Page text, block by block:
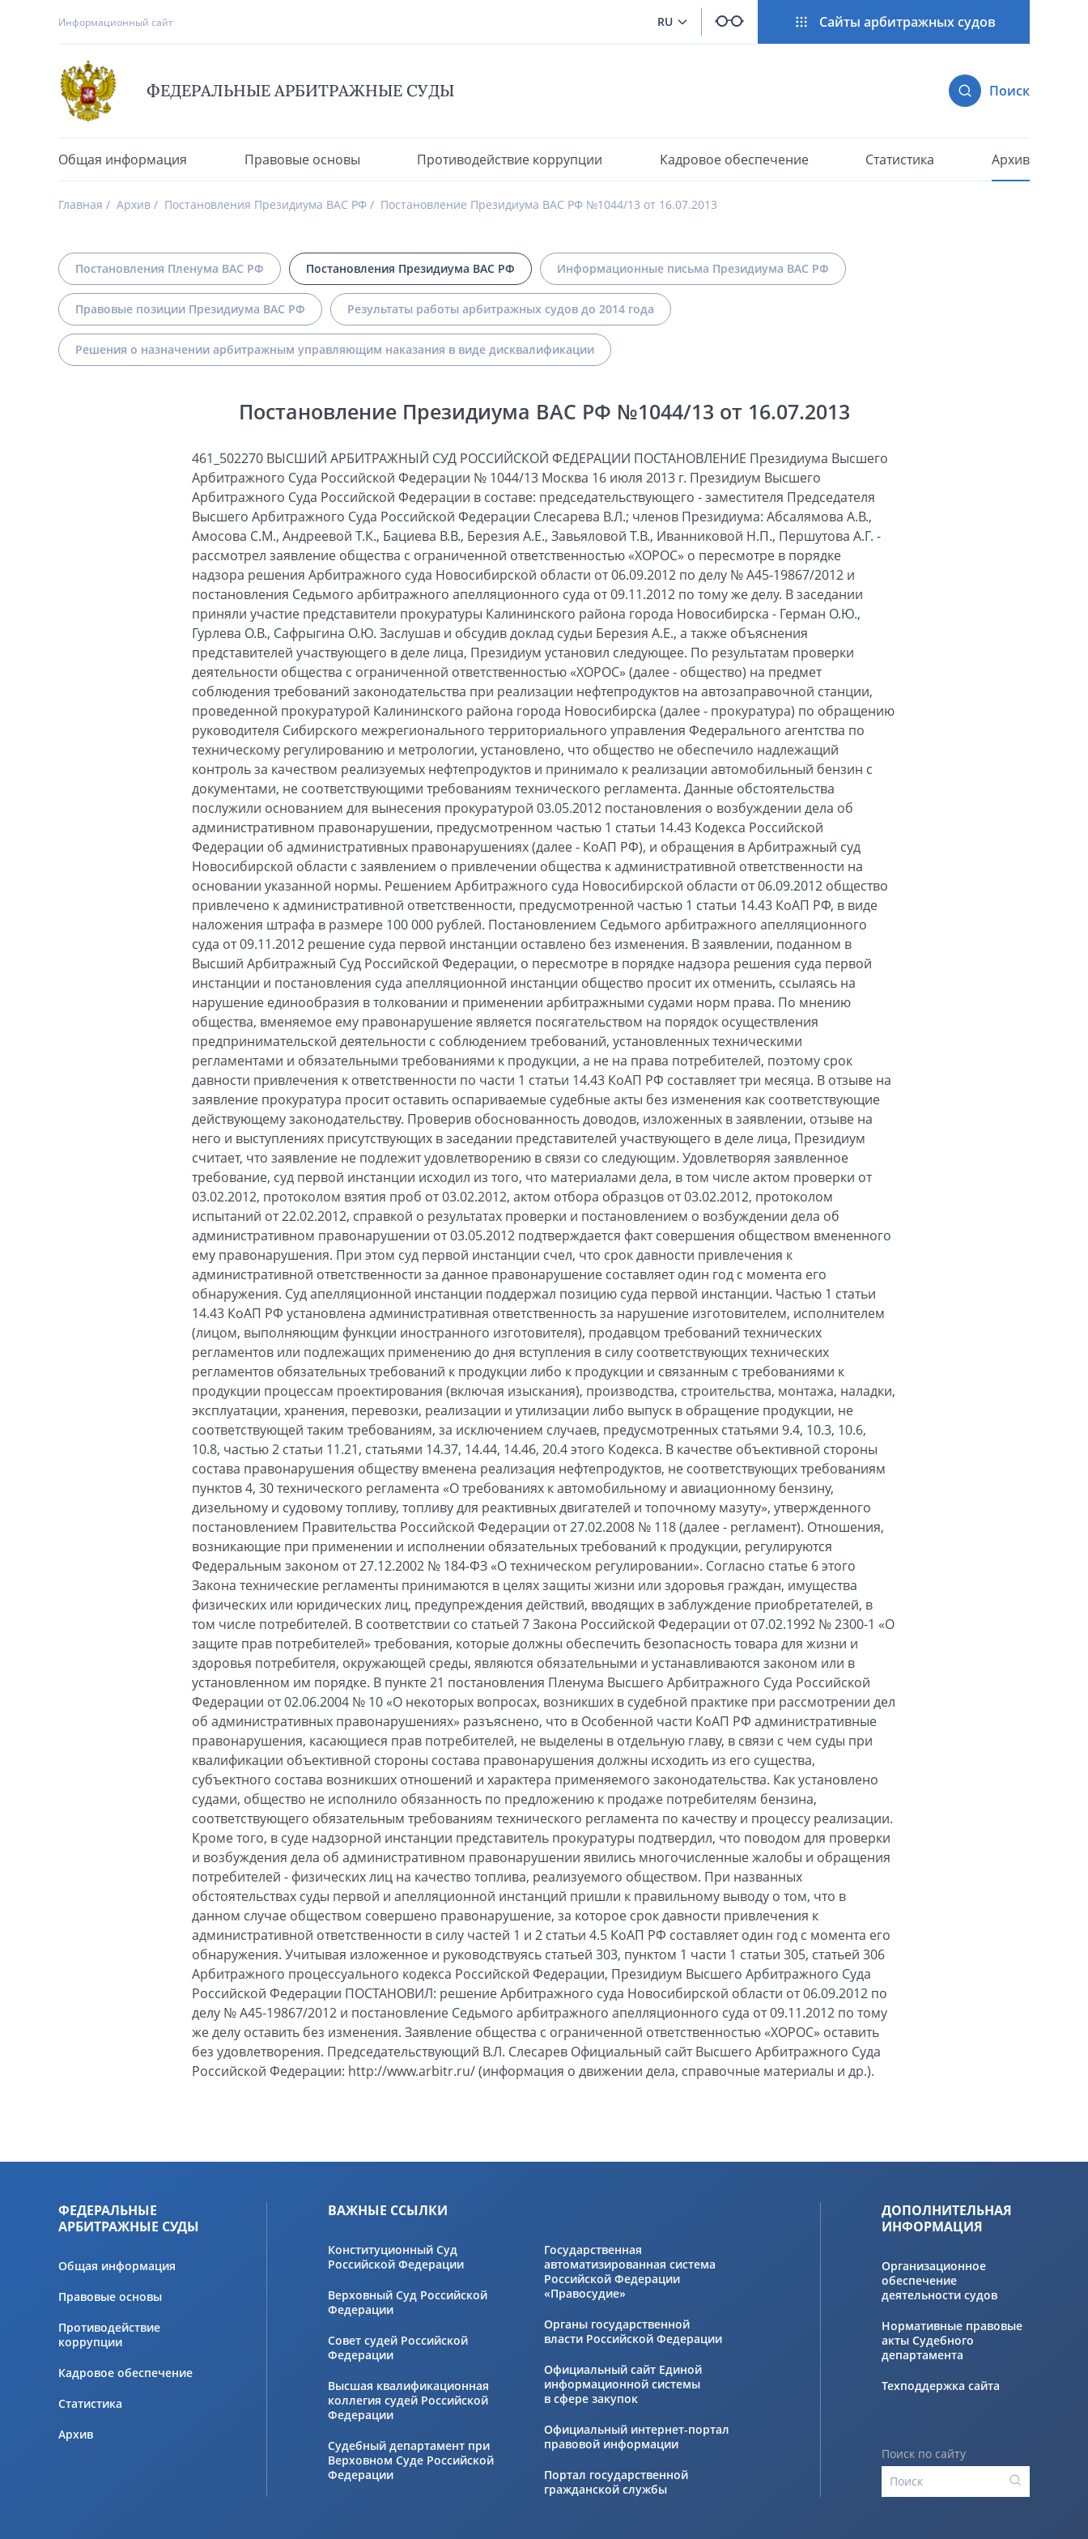
Информационный сайт RU Сайты арбитражных судов
ФЕДЕРАЛЬНЫЕ АРБИТРАЖНЫЕ СУДЫ Поиск
Общая информация Правовые основы Противодействие коррупции Кадровое обеспечение Статистика Архив
Главная Архив Постановления Президиума ВАС РФ Постановление Президиума ВАС РФ №1044/13 от 16.07.2013
Постановления Пленума ВАС РФ Постановления Президиума ВАС РФ Информационные письма Президиума ВАС РФ
Правовые позиции Президиума ВАС РФ Результаты работы арбитражных судов до 2014 года
Решения о назначении арбитражным управляющим наказания в виде дисквалификации
Постановление Президиума ВАС РФ №1044/13 от 16.07.2013
461_502270 ВЫСШИЙ АРБИТРАЖНЫЙ СУД РОССИЙСКОЙ ФЕДЕРАЦИИ ПОСТАНОВЛЕНИЕ Президиума Высшего
Арбитражного Суда Российской Федерации № 1044/13 Москва 16 июля 2013 г. Президиум Высшего
Арбитражного Суда Российской Федерации в составе: председательствующего - заместителя Председателя
Высшего Арбитражного Суда Российской Федерации Слесарева В.Л.; членов Президиума: Абсалямова А.В.,
Амосова С.М., Андреевой Т.К., Бациева В.В., Березия А.Е., Завьяловой Т.В., Иванниковой Н.П., Першутова А.Г. -
рассмотрел заявление общества с ограниченной ответственностью «ХОРОС» о пересмотре в порядке
надзора решения Арбитражного суда Новосибирской области от 06.09.2012 по делу № А45-19867/2012 и
постановления Седьмого арбитражного апелляционного суда от 09.11.2012 по тому же делу. В заседании
приняли участие представители прокуратуры Калининского района города Новосибирска - Герман О.Ю.,
Гурлева О.В., Сафрыгина О.Ю. Заслушав и обсудив доклад судьи Березия А.Е., а также объяснения
представителей участвующего в деле лица, Президиум установил следующее. По результатам проверки
деятельности общества с ограниченной ответственностью «ХОРОС» (далее - общество) на предмет
соблюдения требований законодательства при реализации нефтепродуктов на автозаправочной станции,
проведенной прокуратурой Калининского района города Новосибирска (далее - прокуратура) по обращению
руководителя Сибирского межрегионального территориального управления Федерального агентства по
техническому регулированию и метрологии, установлено, что общество не обеспечило надлежащий
контроль за качеством реализуемых нефтепродуктов и принимало к реализации автомобильный бензин с
документами, не соответствующими требованиям технического регламента. Данные обстоятельства
послужили основанием для вынесения прокуратурой 03.05.2012 постановления о возбуждении дела об
административном правонарушении, предусмотренном частью 1 статьи 14.43 Кодекса Российской
Федерации об административных правонарушениях (далее - КоАП РФ), и обращения в Арбитражный суд
Новосибирской области с заявлением о привлечении общества к административной ответственности на
основании указанной нормы. Решением Арбитражного суда Новосибирской области от 06.09.2012 общество
привлечено к административной ответственности, предусмотренной частью 1 статьи 14.43 КоАП РФ, в виде
наложения штрафа в размере 100 000 рублей. Постановлением Седьмого арбитражного апелляционного
суда от 09.11.2012 решение суда первой инстанции оставлено без изменения. В заявлении, поданном в
Высший Арбитражный Суд Российской Федерации, о пересмотре в порядке надзора решения суда первой
инстанции и постановления суда апелляционной инстанции общество просит их отменить, ссылаясь на
нарушение единообразия в толковании и применении арбитражными судами норм права. По мнению
общества, вменяемое ему правонарушение является посягательством на порядок осуществления
предпринимательской деятельности с соблюдением требований, установленных техническими
регламентами и обязательными требованиями к продукции, а не на права потребителей, поэтому срок
давности привлечения к ответственности по части 1 статьи 14.43 КоАП РФ составляет три месяца. В отзыве на
заявление прокуратура просит оставить оспариваемые судебные акты без изменения как соответствующие
действующему законодательству. Проверив обоснованность доводов, изложенных в заявлении, отзыве на
него и выступлениях присутствующих в заседании представителей участвующего в деле лица, Президиум
считает, что заявление не подлежит удовлетворению в связи со следующим. Удовлетворяя заявленное
требование, суд первой инстанции исходил из того, что материалами дела, в том числе актом проверки от
03.02.2012, протоколом взятия проб от 03.02.2012, актом отбора образцов от 03.02.2012, протоколом
испытаний от 22.02.2012, справкой о результатах проверки и постановлением о возбуждении дела об
административном правонарушении от 03.05.2012 подтверждается факт совершения обществом вмененного
ему правонарушения. При этом суд первой инстанции счел, что срок давности привлечения к
административной ответственности за данное правонарушение составляет один год с момента его
обнаружения. Суд апелляционной инстанции поддержал позицию суда первой инстанции. Частью 1 статьи
14.43 КоАП РФ установлена административная ответственность за нарушение изготовителем, исполнителем
(лицом, выполняющим функции иностранного изготовителя), продавцом требований технических
регламентов или подлежащих применению до дня вступления в силу соответствующих технических
регламентов обязательных требований к продукции либо к продукции и связанным с требованиями к
продукции процессам проектирования (включая изыскания), производства, строительства, монтажа, наладки,
эксплуатации, хранения, перевозки, реализации и утилизации либо выпуск в обращение продукции, не
соответствующей таким требованиям, за исключением случаев, предусмотренных статьями 9.4, 10.3, 10.6,
10.8, частью 2 статьи 11.21, статьями 14.37, 14.44, 14.46, 20.4 этого Кодекса. В качестве объективной стороны
состава правонарушения обществу вменена реализация нефтепродуктов, не соответствующих требованиям
пунктов 4, 30 технического регламента «О требованиях к автомобильному и авиационному бензину,
дизельному и судовому топливу, топливу для реактивных двигателей и топочному мазуту», утвержденного
постановлением Правительства Российской Федерации от 27.02.2008 № 118 (далее - регламент). Отношения,
возникающие при применении и исполнении обязательных требований к продукции, регулируются
Федеральным законом от 27.12.2002 № 184-ФЗ «О техническом регулировании». Согласно статье 6 этого
Закона технические регламенты принимаются в целях защиты жизни или здоровья граждан, имущества
физических или юридических лиц, предупреждения действий, вводящих в заблуждение приобретателей, в
том числе потребителей. В соответствии со статьей 7 Закона Российской Федерации от 07.02.1992 № 2300-1 «О
защите прав потребителей» требования, которые должны обеспечить безопасность товара для жизни и
здоровья потребителя, окружающей среды, являются обязательными и устанавливаются законом или в
установленном им порядке. В пункте 21 постановления Пленума Высшего Арбитражного Суда Российской
Федерации от 02.06.2004 № 10 «О некоторых вопросах, возникших в судебной практике при рассмотрении дел
об административных правонарушениях» разъяснено, что в Особенной части КоАП РФ административные
правонарушения, касающиеся прав потребителей, не выделены в отдельную главу, в связи с чем суды при
квалификации объективной стороны состава правонарушения должны исходить из его существа,
субъектного состава возникших отношений и характера применяемого законодательства. Как установлено
судами, общество не исполнило обязанность по предложению к продаже потребителям бензина,
соответствующего обязательным требованиям технического регламента по качеству и процессу реализации.
Кроме того, в суде надзорной инстанции представитель прокуратуры подтвердил, что поводом для проверки
и возбуждения дела об административном правонарушении явились многочисленные жалобы и обращения
потребителей - физических лиц на качество топлива, реализуемого обществом. При названных
обстоятельствах суды первой и апелляционной инстанций пришли к правильному выводу о том, что в
данном случае обществом совершено правонарушение, за которое срок давности привлечения к
административной ответственности в силу частей 1 и 2 статьи 4.5 КоАП РФ составляет один год с момента его
обнаружения. Учитывая изложенное и руководствуясь статьей 303, пунктом 1 части 1 статьи 305, статьей 306
Арбитражного процессуального кодекса Российской Федерации, Президиум Высшего Арбитражного Суда
Российской Федерации ПОСТАНОВИЛ: решение Арбитражного суда Новосибирской области от 06.09.2012 по
делу № А45-19867/2012 и постановление Седьмого арбитражного апелляционного суда от 09.11.2012 по тому
же делу оставить без изменения. Заявление общества с ограниченной ответственностью «ХОРОС» оставить
без удовлетворения. Председательствующий В.Л. Слесарев Официальный сайт Высшего Арбитражного Суда
Российской Федерации: http://www.arbitr.ru/ (информация о движении дела, справочные материалы и др.).
ФЕДЕРАЛЬНЫЕ
АРБИТРАЖНЫЕ СУДЫ
Общая информация
Правовые основы
Противодействие
коррупции
Кадровое обеспечение
Статистика
Архив
ВАЖНЫЕ ССЫЛКИ
Конституционный Суд
Российской Федерации
Верховный Суд Российской
Федерации
Совет судей Российской
Федерации
Высшая квалификационная
коллегия судей Российской
Федерации
Судебный департамент при
Верховном Суде Российской
Федерации
Государственная
автоматизированная система
Российской Федерации
«Правосудие»
Органы государственной
власти Российской Федерации
Официальный сайт Единой
информационной системы
в сфере закупок
Официальный интернет-портал
правовой информации
Портал государственной
гражданской службы
ДОПОЛНИТЕЛЬНАЯ
ИНФОРМАЦИЯ
Организационное
обеспечение
деятельности судов
Нормативные правовые
акты Судебного
департамента
Техподдержка сайта
Поиск по сайту